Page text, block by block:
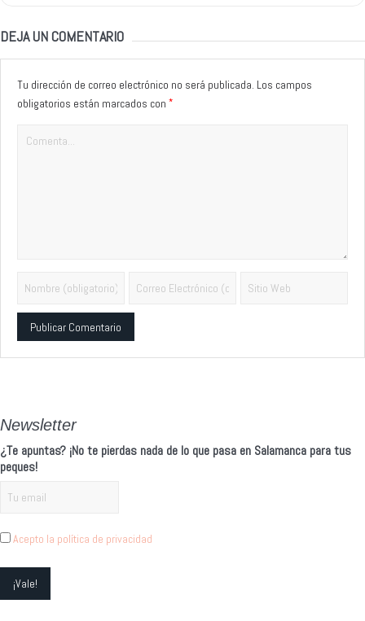
DEJA UN COMENTARIO
Tu dirección de correo electrónico no será publicada. Los campos
obligatorios están marcados con *
Newsletter
¿Te apuntas? ¡No te pierdas nada de lo que pasa en Salamanca para tus
peques!
Acepto la política de privacidad